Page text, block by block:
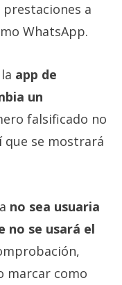
prestaciones a
WhatsApp.
app de
un
falsificado no
se mostrará
no sea usuaria
no se usará el
marcar como